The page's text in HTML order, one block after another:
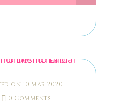
on 10 mar 2020
0 Comments